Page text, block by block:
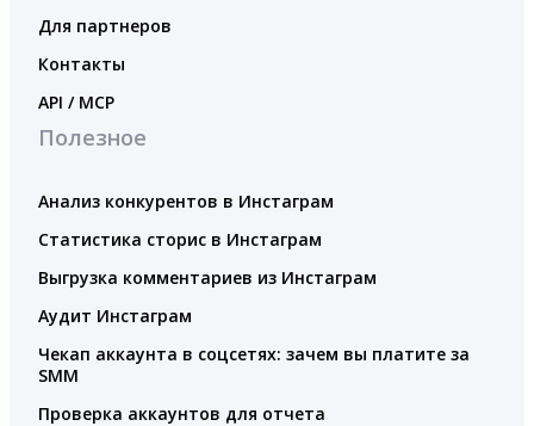
Для партнеров
Контакты
API / MCP
Полезное
Анализ конкурентов в Инстаграм
Статистика сторис в Инстаграм
Выгрузка комментариев из Инстаграм
Аудит Инстаграм
Чекап аккаунта в соцсетях: зачем вы платите за
SMM
Проверка аккаунтов для отчета